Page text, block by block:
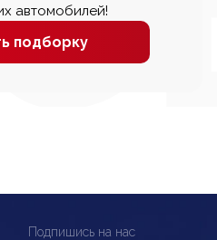
автомобилей!
подборку
Подпишись на нас